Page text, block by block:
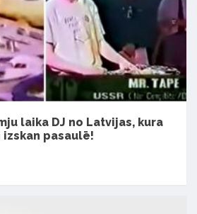
laika DJ no Latvijas, kura
pasaulē!